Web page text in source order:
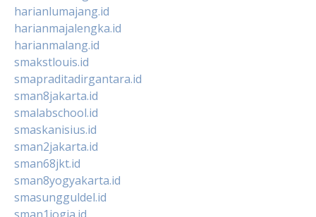
harianlumajang.id
harianmajalengka.id
harianmalang.id
smakstlouis.id
smapraditadirgantara.id
sman8jakarta.id
smalabschool.id
smaskanisius.id
sman2jakarta.id
sman68jkt.id
sman8yogyakarta.id
smasungguldel.id